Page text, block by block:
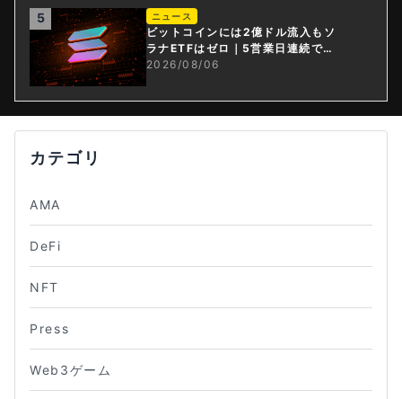
5 ニュース
ビットコインには2億ドル流入もソ
ラナETFはゼロ｜5営業日連続で停
止
2026/08/06
カテゴリ
AMA
DeFi
NFT
Press
Web3ゲーム